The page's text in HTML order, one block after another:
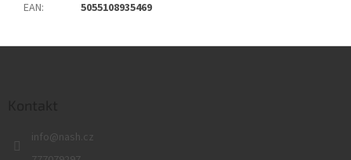
EAN: 5055108935469
info@nash.cz